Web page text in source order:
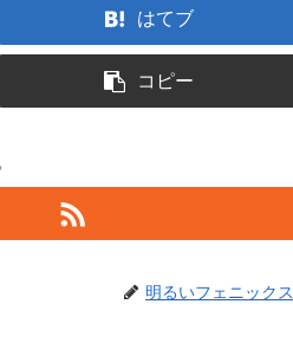
はてブ
コピー
明るいフェニックス